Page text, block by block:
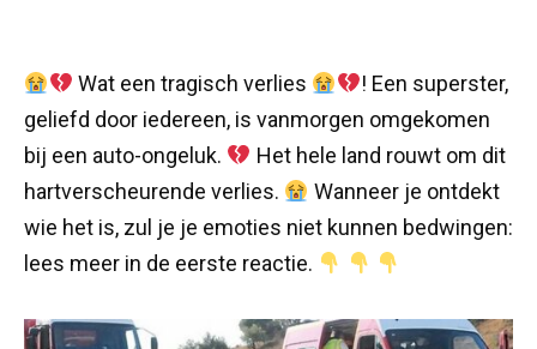
Wat een tragisch verlies
! Een superster,
geliefd door iedereen, is vanmorgen omgekomen
bij een auto-ongeluk.
Het hele land rouwt om dit
hartverscheurende verlies.
Wanneer je ontdekt
wie het is, zul je je emoties niet kunnen bedwingen:
lees meer in de eerste reactie.